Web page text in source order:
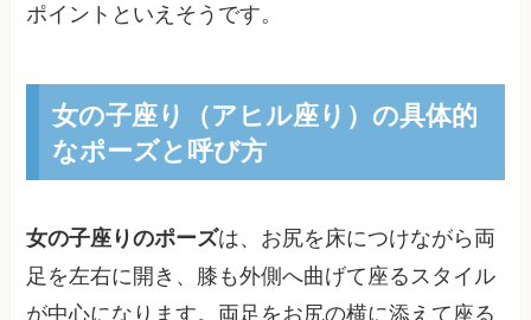
ポイントといえそうです。
女の子座り（アヒル座り）の具体的
なポーズと呼び方
女の子座りのポーズは、お尻を床につけながら両
足を左右に開き、膝も外側へ曲げて座るスタイル
が中心になります。両足をお尻の横に添えて座る